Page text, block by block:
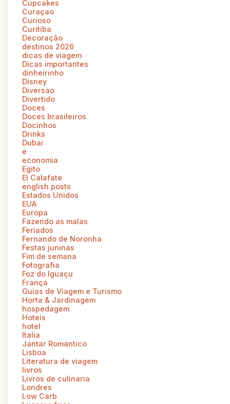
Cupcakes
Curaçao
Curioso
Curitiba
Decoração
destinos 2026
dicas de viagem
Dicas importantes
dinheirinho
Disney
Diversao
Divertido
Doces
Doces brasileiros
Docinhos
Drinks
Dubai
e
economia
Egito
El Calafate
english posts
Estados Unidos
EUA
Europa
Fazendo as malas
Feriados
Fernando de Noronha
Festas juninas
Fim de semana
Fotografia
Foz do Iguaçu
França
Guias de Viagem e Turismo
Horta & Jardinagem
hospedagem
Hoteis
hotel
Italia
Jantar Romantico
Lisboa
Literatura de viagem
livros
Livros de culinaria
Londres
Low Carb